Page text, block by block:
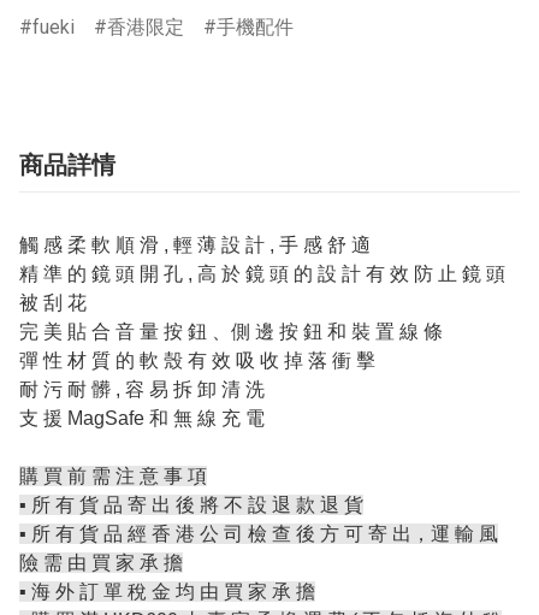
fueki 香港限定 手機配件
商品詳情
觸 感 柔 軟 順 滑 , 輕 薄 設 計 , 手 感 舒 適
精 準 的 鏡 頭 開 孔 , 高 於 鏡 頭 的 設 計 有 效 防 止 鏡 頭
被 刮 花
完 美 貼 合 音 量 按 鈕 、側 邊 按 鈕 和 裝 置 線 條
彈 性 材 質 的 軟 殼 有 效 吸 收 掉 落 衝 擊
耐 污 耐 髒 , 容 易 拆 卸 清 洗
支 援 MagSafe 和 無 線 充 電
購 買 前 需 注 意 事 項
▪️ 所 有 貨 品 寄 出 後 將 不 設 退 款 退 貨
▪️ 所 有 貨 品 經 香 港 公 司 檢 查 後 方 可 寄 出，運 輸 風
險 需 由 買 家 承 擔
▪️ 海 外 訂 單 稅 金 均 由 買 家 承 擔